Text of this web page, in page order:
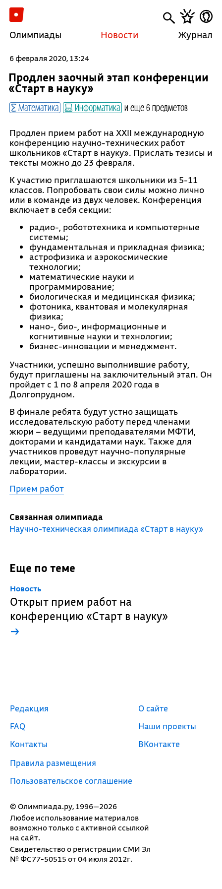
Олимпиады Новости Журнал
6 февраля 2020, 13:24
Продлен заочный этап конференции
«Старт в науку»
Математика Информатика и еще 6 предметов
Продлен прием работ на XXII международную
конференцию научно-технических работ
школьников «Старт в науку». Прислать тезисы и
тексты можно до 23 февраля.
К участию приглашаются школьники из 5-11
классов. Попробовать свои силы можно лично
или в команде из двух человек. Конференция
включает в себя секции:
радио-, робототехника и компьютерные
системы;
фундаментальная и прикладная физика;
астрофизика и аэрокосмические
технологии;
математические науки и
программирование;
биологическая и медицинская физика;
фотоника, квантовая и молекулярная
физика;
нано-, био-, информационные и
когнитивные науки и технологии;
бизнес-инновации и менеджмент.
Участники, успешно выполнившие работу,
будут приглашены на заключительный этап. Он
пройдет с 1 по 8 апреля 2020 года в
Долгопрудном.
В финале ребята будут устно защищать
исследовательскую работу перед членами
жюри – ведущими преподавателями МФТИ,
докторами и кандидатами наук. Также для
участников проведут научно-популярные
лекции, мастер-классы и экскурсии в
лаборатории.
Прием работ
Связанная олимпиада
Научно-техническая олимпиада «Старт в науку»
Еще по теме
Новость
Открыт прием работ на
конференцию «Старт в науку»
→
© Олимпиада.ру, 1996—2026
Любое использование материалов
возможно только с активной ссылкой
на сайт.
Свидетельство о регистрации СМИ Эл
№ ФС77-50515 от 04 июля 2012г.
Редакция
FAQ
Контакты
Правила размещения
Пользовательское соглашение
О сайте
Наши проекты
ВКонтакте